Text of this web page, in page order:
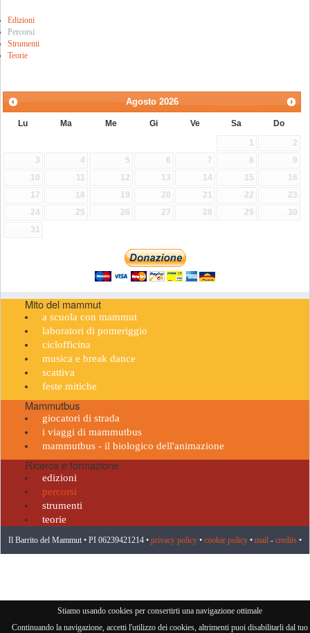
Stiamo usando cookies per consertirti una navigazione ottimale
Continuando la navigazione, accetti l'utilizzo dei cookies, altrimenti puoi disabilitarli dal tuo
Edizioni
Percorsi
Strumenti
Teorie
Agosto 2026
Lu Ma Me Gi Ve Sa Do
1
2
3
4 5 6 7 8
9
10
11 12 13 14 15
16
17
18 19 20 21 22
23
24
25 26 27 28 29
30
31
Mito del mammut
a scuola con mammut
laboratori di pomeriggio
ciclofficina
musica e break dance
scattiva
feste mitiche
Mammutbus
giocatori di strada
i viaggi di mammutbus
mammutbus - il biologico dell'animazione
Ricerca e formazione
edizioni
percorsi
strumenti
teorie
Il Barrito del Mammut • PI 06239421214 • privacy policy • cookie policy • mail - credits •